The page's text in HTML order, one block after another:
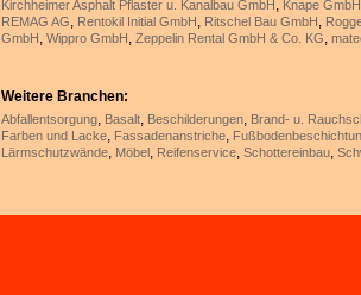
Kirchheimer Asphalt Pflaster u. Kanalbau GmbH, Knape
REMAG AG, Rentokil Initial GmbH, Ritschel Bau GmbH,
GmbH, Wippro GmbH, Zeppelin Rental GmbH & Co. KG,
Weitere Branchen:
Abfallentsorgung, Basalt, Beschilderungen, Brand- u.
Farben und Lacke, Fassadenanstriche,
Lärmschutzwände, Möbel, Reifenservice, Schottereinbau,